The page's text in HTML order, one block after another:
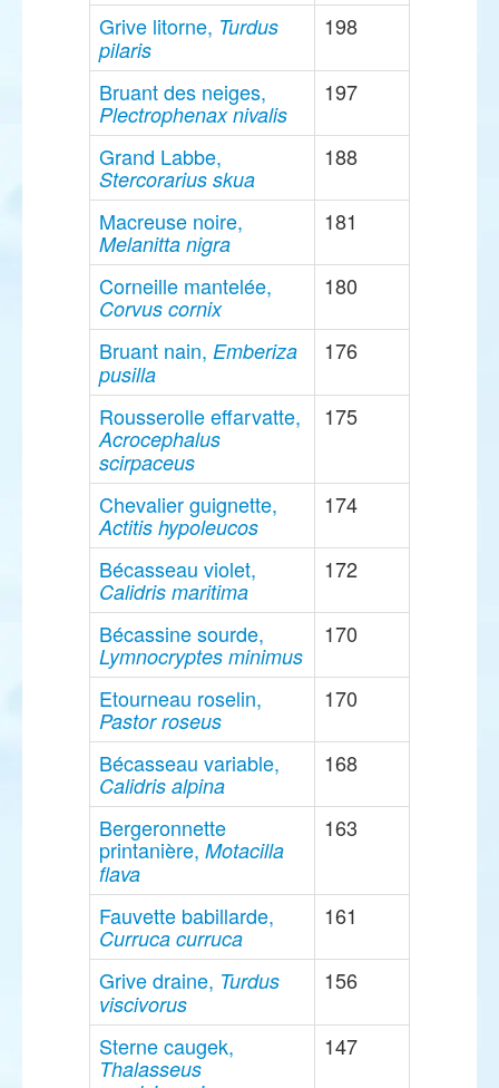
Grive litorne, Turdus
pilaris
198
Bruant des neiges,
Plectrophenax nivalis
197
Grand Labbe,
Stercorarius skua
188
Macreuse noire,
Melanitta nigra
181
Corneille mantelée,
Corvus cornix
180
Bruant nain, Emberiza
pusilla
176
Rousserolle effarvatte,
Acrocephalus
scirpaceus
175
Chevalier guignette,
Actitis hypoleucos
174
Bécasseau violet,
Calidris maritima
172
Bécassine sourde,
Lymnocryptes minimus
170
Etourneau roselin,
Pastor roseus
170
Bécasseau variable,
Calidris alpina
168
Bergeronnette
printanière, Motacilla
flava
163
Fauvette babillarde,
Curruca curruca
161
Grive draine, Turdus
viscivorus
156
Sterne caugek,
Thalasseus
147